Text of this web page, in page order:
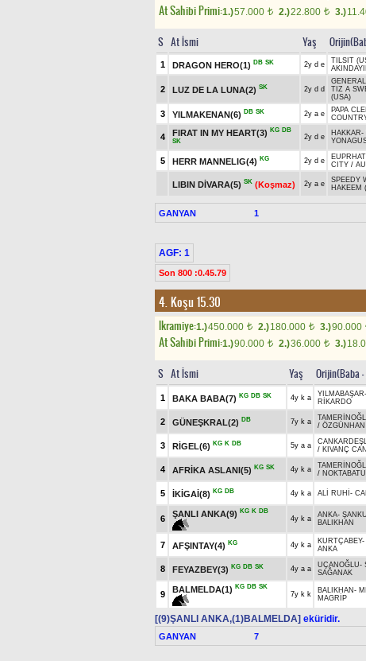
At Sahibi Primi:1.)57.000 t 2.)22.800 t 3.)
S At İsmi Yaş
1 DRAGON HERO(1) DB SK 2y d e TILSIT
2 LUZ DE LA LUNA(2) SK 2y d d
TIZ A
(USA)
3 YILMAKENAN(6) DB SK 2y a e PAPA
4 FIRAT IN MY HEART(3) KG DB
SK
2y d e HAKKAR-
5 HERR MANNELIG(4) KG 2y d e
CITY /
LIBIN DİVARA(5) SK (Koşmaz) 2y a e SPEEDY
HAKEEM
GANYAN 1
AGF: 1
Son 800 :0.45.79
4. Koşu 15.30
Ikramiye:1.)450.000 t 2.)180.000 t 3.)90.000
At Sahibi Primi:1.)90.000 t 2.)36.000 t 3.)
S At İsmi Yaş Orijin(Baba
1 BAKA BABA(7) KG DB SK 4y k a YILMABAŞAR-
RİKARDO
2 GÜNEŞKRAL(2) DB 7y k a
/ ÖZGÜNHAN
3 RİGEL(6) KG K DB 5y a a
/ KIVANÇ CAN
4 AFRİKA ASLANI(5) KG SK 4y k a
/
5 İKİGAİ(8) KG DB 4y k a ALİ RUHİ -
6
ŞANLI ANKA(9) KG K DB
4y k a ANKA-
BALIKHAN
7 AFŞINTAY(4) KG 4y k a KURTÇABEY-
ANKA
8 FEYAZBEY(3) KG DB SK 4y a a UÇANOĞLU-
SAĞANAK
9
BALMELDA(1) KG DB SK
7y k k BALIKHAN -
MAGRİP
[(9)ŞANLI ANKA,(1)BALMELDA] eküridir.
GANYAN 7